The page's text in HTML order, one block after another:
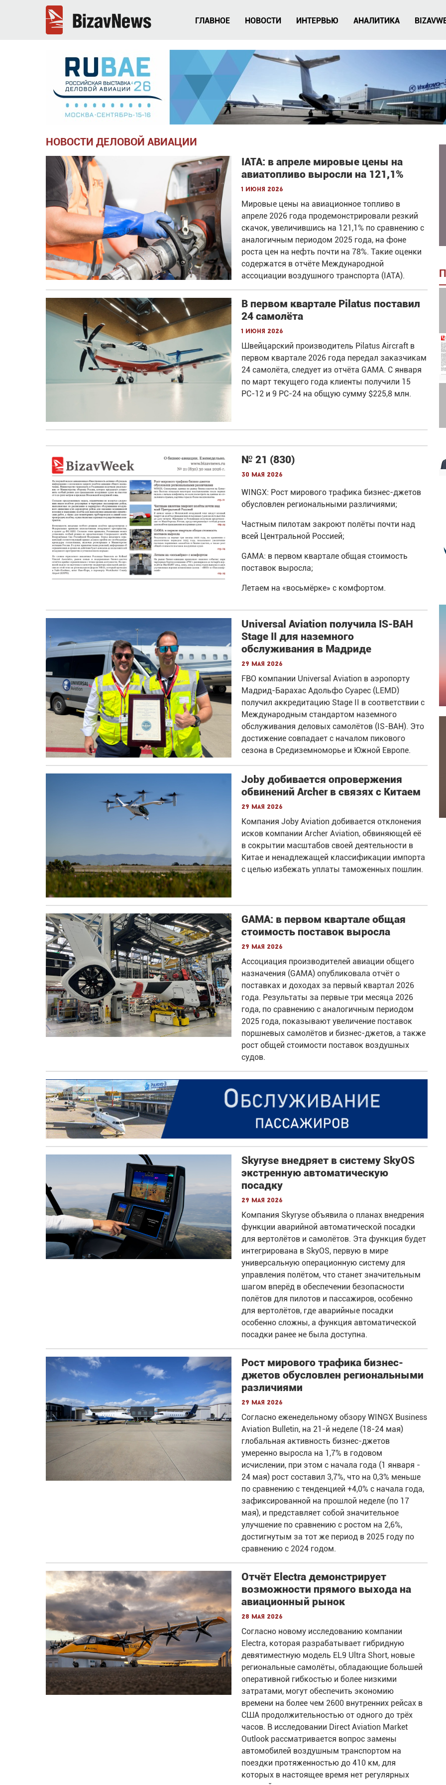
ГЛАВНОЕ НОВОСТИ ИНТЕРВЬЮ АНАЛИТИКА
НОВОСТИ ДЕЛОВОЙ АВИАЦИИ
IATA: в апреле мировые цены на
авиатопливо выросли на 121,1%
1 июня 2026
Мировые цены на авиационное топливо в
апреле 2026 года продемонстрировали резкий
скачок, увеличившись на 121,1% по сравнению с
аналогичным периодом 2025 года, на фоне
роста цен на нефть почти на 78%. Такие оценки
содержатся в отчёте Международной
ассоциации воздушного транспорта (IATA).
В первом квартале Pilatus поставил
24 cамолёта
1 июня 2026
Швейцарский производитель Pilatus Aircraft в
первом квартале 2026 года передал заказчикам
24 самолёта, следует из отчёта GAMA. С января
по март текущего года клиенты получили 15
РС-12 и 9 РС-24 на общую сумму $225,8 млн.
№ 21 (830)
30 мая 2026
WINGX: Рост мирового трафика бизнес-джетов
обусловлен региональными различиями;
Частным пилотам закроют полёты почти над
всей Центральной Россией;
GAMA: в первом квартале общая стоимость
поставок выросла;
Летаем на «восьмёрке» с комфортом.
Universal Aviation получила IS-BAH
Stage II для наземного
обслуживания в Мадриде
29 мая 2026
FBO компании Universal Aviation в аэропорту
Мадрид-Барахас Адольфо Суарес (LEMD)
получил аккредитацию Stage II в соответствии с
Международным стандартом наземного
обслуживания деловых самолётов (IS-BAH). Это
достижение совпадает с началом пикового
сезона в Средиземноморье и Южной Европе.
Joby добивается опровержения
обвинений Archer в связях с Китаем
29 мая 2026
Компания Joby Aviation добивается отклонения
исков компании Archer Aviation, обвиняющей её
в сокрытии масштабов своей деятельности в
Китае и ненадлежащей классификации импорта
с целью избежать уплаты таможенных пошлин.
GAMA: в первом квартале общая
стоимость поставок выросла
29 мая 2026
Ассоциация производителей авиации общего
назначения (GAMA) опубликовала отчёт о
поставках и доходах за первый квартал 2026
года. Результаты за первые три месяца 2026
года, по сравнению с аналогичным периодом
2025 года, показывают увеличение поставок
поршневых самолётов и бизнес-джетов, а также
рост общей стоимости поставок воздушных
судов.
Skyryse внедряет в систему SkyOS
экстренную автоматическую
посадку
29 мая 2026
Компания Skyryse объявила о планах внедрения
функции аварийной автоматической посадки
для вертолётов и самолётов. Эта функция будет
интегрирована в SkyOS, первую в мире
универсальную операционную систему для
управления полётом, что станет значительным
шагом вперёд в обеспечении безопасности
полётов для пилотов и пассажиров, особенно
для вертолётов, где аварийные посадки
особенно сложны, а функция автоматической
посадки ранее не была доступна.
Рост мирового трафика бизнес-
джетов обусловлен региональными
различиями
29 мая 2026
Согласно еженедельному обзору WINGX Business
Aviation Bulletin, на 21-й неделе (18-24 мая)
глобальная активность бизнес-джетов
умеренно выросла на 1,7% в годовом
исчислении, при этом с начала года (1 января -
24 мая) рост составил 3,7%, что на 0,3% меньше
по сравнению с тенденцией +4,0% с начала года,
зафиксированной на прошлой неделе (по 17
мая), и представляет собой значительное
улучшение по сравнению с ростом на 2,6%,
достигнутым за тот же период в 2025 году по
сравнению с 2024 годом.
Отчёт Electra демонстрирует
возможности прямого выхода на
авиационный рынок
28 мая 2026
Согласно новому исследованию компании
Electra, которая разрабатывает гибридную
девятиместную модель EL9 Ultra Short, новые
региональные самолёты, обладающие большей
оперативной гибкостью и более низкими
затратами, могут обеспечить экономию
времени на более чем 2600 внутренних рейсах в
США продолжительностью от одного до трёх
часов. В исследовании Direct Aviation Market
Outlook рассматривается вопрос замены
автомобилей воздушным транспортом на
поездки протяженностью до 410 км, для
которых в настоящее время нет регулярных